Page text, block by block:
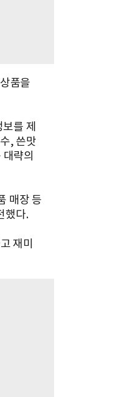
품을
를 제
, 쓴맛
략의
매장 등
했다.
재미